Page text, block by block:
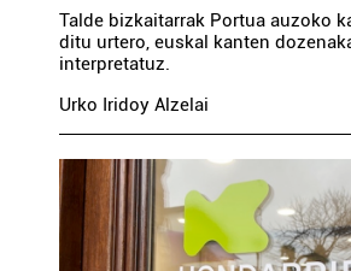
Talde bizkaitarrak Portua auzoko
ditu urtero, euskal kanten
interpretatuz.
Urko Iridoy Alzelai